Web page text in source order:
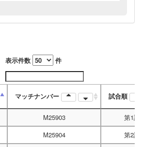
表示件数
件
マッチナンバー 試合順
M25903
第1試
M25904
第2試